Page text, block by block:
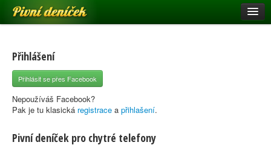
Pivní deníček
Pivní mapa
Pivní značky
Nápověda
Přihlášení
Přihlásit se přes Facebook
Nepoužíváš Facebook?
Pak je tu klasická registrace a přihlašení.
Pivní deníček pro chytré telefony